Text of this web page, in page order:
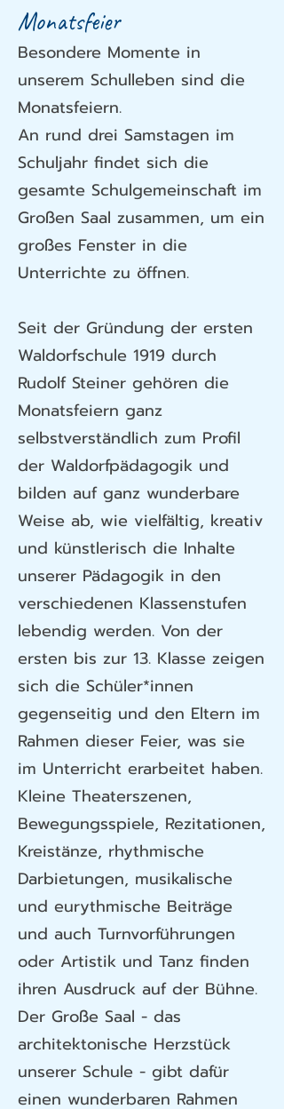
Monatsfeier
Besondere Momente in
unserem Schulleben sind die
Monatsfeiern.
An rund drei Samstagen im
Schuljahr findet sich die
gesamte Schulgemeinschaft im
Großen Saal zusammen, um ein
großes Fenster in die
Unterrichte zu öffnen.
Seit der Gründung der ersten
Waldorfschule 1919 durch
Rudolf Steiner gehören die
Monatsfeiern ganz
selbstverständlich zum Profil
der Waldorfpädagogik und
bilden auf ganz wunderbare
Weise ab, wie vielfältig, kreativ
und künstlerisch die Inhalte
unserer Pädagogik in den
verschiedenen Klassenstufen
lebendig werden. Von der
ersten bis zur 13. Klasse zeigen
sich die Schüler*innen
gegenseitig und den Eltern im
Rahmen dieser Feier, was sie
im Unterricht erarbeitet haben.
Kleine Theaterszenen,
Bewegungsspiele, Rezitationen,
Kreistänze, rhythmische
Darbietungen, musikalische
und eurythmische Beiträge
und auch Turnvorführungen
oder Artistik und Tanz finden
ihren Ausdruck auf der Bühne.
Der Große Saal - das
architektonische Herzstück
unserer Schule - gibt dafür
einen wunderbaren Rahmen